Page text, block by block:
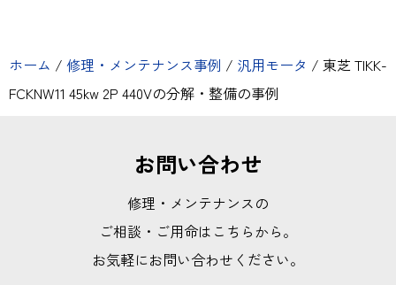
ホーム / 修理・メンテナンス事例 / 汎用モータ / 東芝 TIKK-
FCKNW11 45kw 2P 440Vの分解・整備の事例
お問い合わせ
修理・メンテナンスの
ご相談・ご用命はこちらから。
お気軽にお問い合わせください。